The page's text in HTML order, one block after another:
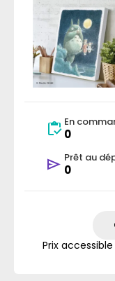
En
0
Prêt au
0
Prix